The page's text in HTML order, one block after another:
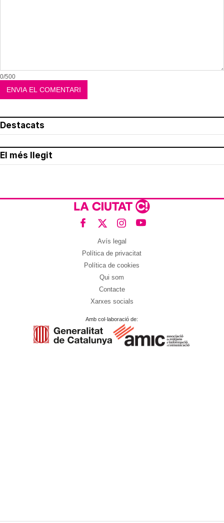
0/500
Destacats
El més llegit
Avís legal
Política de privacitat
Política de cookies
Qui som
Contacte
Xarxes socials
Amb col·laboració de: